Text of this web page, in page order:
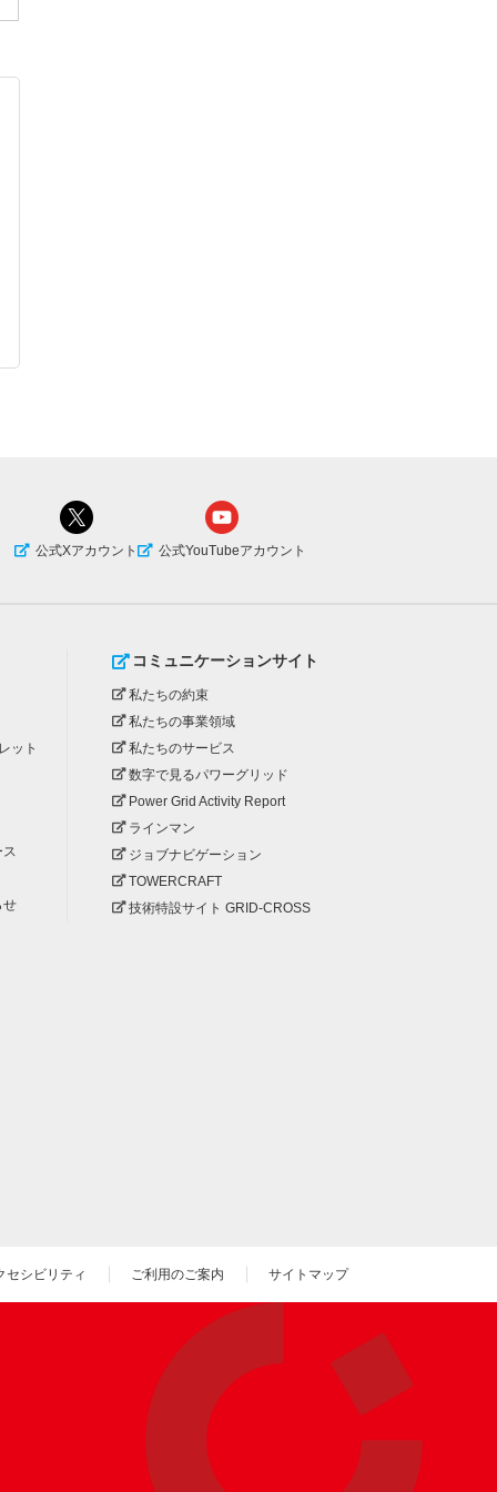
公式Xアカウント 公式YouTubeアカウント
ット
ス
せ
コミュニケーションサイト
私たちの約束
私たちの事業領域
私たちのサービス
数字で見るパワーグリッド
Power Grid Activity Report
ラインマン
ジョブナビゲーション
TOWERCRAFT
技術特設サイト GRID-CROSS
セシビリティ ご利用のご案内 サイトマップ